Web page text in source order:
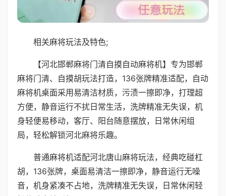
相关麻将玩法及特色;
【河北邯郸麻将门清自摸自动麻将机】专为邯郸
麻将门清、自摸胡玩法打造，136张牌精准适配，自动
麻将机桌面采用易清洁材质，污渍一擦即净，打理超
方便，静音运行不扰日常生活，洗牌精准无失误，机
身轻便易移动，客厅、阳台随意摆放，日常休闲组
局，轻松解锁河北麻将乐趣。
普通麻将机适配河北唐山麻将玩法，经典吃碰杠
胡，136张牌，桌面易清洁一擦即净，静音运行无噪
音，机身紧凑不占地，洗牌精准无失误，日常休闲轻